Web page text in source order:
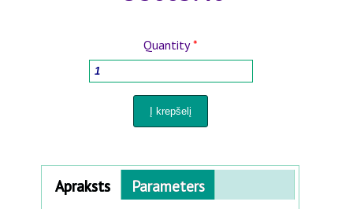
VĀZĖS AUGALAMS IR PERKĖLIMUI
KIEMUI IR SODUI
Quantity*
Horizontal Tabs
Apraksts(
Parameters